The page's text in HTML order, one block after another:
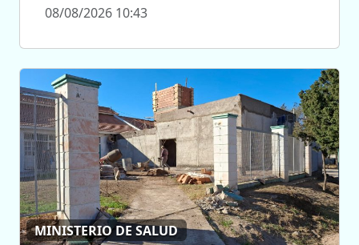
08/08/2026 10:43
MINISTERIO DE SALUD